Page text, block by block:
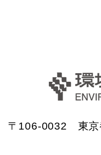
〒106-0032 東